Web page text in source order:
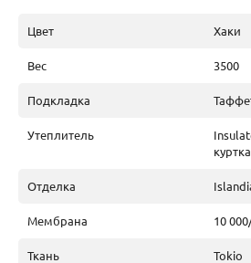
Цвет Хаки
Вес 3500
Подкладка
Утеплитель
Отделка
Мембрана 10
Ткань Tokio